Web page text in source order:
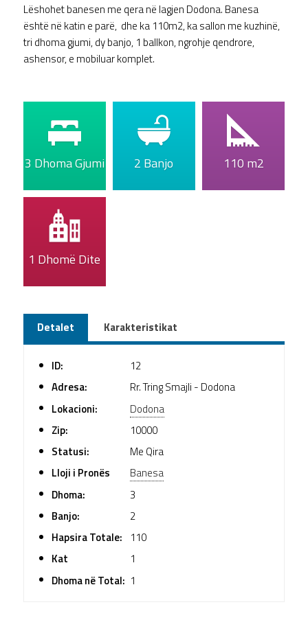
Lëshohet banesen me qera në lagjen Dodona. Banesa
është në katin e parë, dhe ka 110m2, ka sallon me kuzhinë,
tri dhoma gjumi, dy banjo, 1 ballkon, ngrohje qendrore,
ashensor, e mobiluar komplet.
3 Dhoma Gjumi 2 Banjo 110 m2
1 Dhomë Dite
Detalet Karakteristikat
ID:
12
Adresa:
Rr. Tring Smajli - Dodona
Lokacioni:
Dodona
Zip:
10000
Statusi:
Me Qira
Lloji i Pronës
Banesa
Dhoma:
3
Banjo:
2
Hapsira Totale:
110
Kat
1
Dhoma në Total: 1